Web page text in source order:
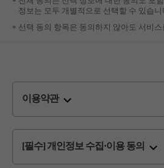
정보는 모두 개별적으로 선택할 수 있습니
선택 동의 항목은 동의하지 않아도 서비
이용약관
[필수] 개인정보 수집·이용 동의